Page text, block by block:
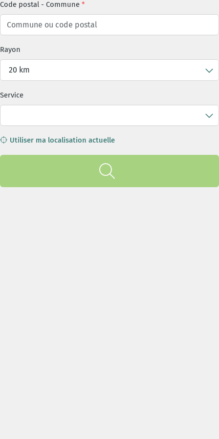
Code postal - Commune
Rayon
20 km
Service
Utiliser ma localisation actuelle